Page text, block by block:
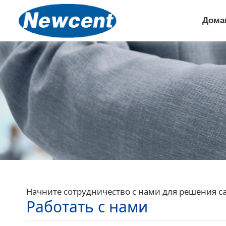
Начните сотрудничество с нами для решения
Работать с нами